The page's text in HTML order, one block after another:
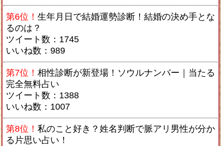
第6位！ 生年月日で結婚運勢診断！結婚の決め手とな
るのは？
ツイート数：1745
いいね数：989
第7位！ 相性診断が新登場！ソウルナンバー｜当たる
完全無料占い
ツイート数：1388
いいね数：1007
第8位！ 私のこと好き？姓名判断で脈アリ男性が分か
る片思い占い！